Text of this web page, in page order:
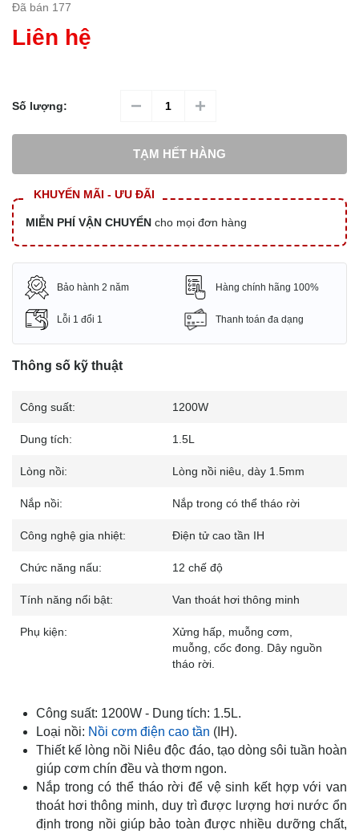
Đã bán 177
Liên hệ
Số lượng:
TẠM HẾT HÀNG
KHUYẾN MÃI - ƯU ĐÃI
MIỄN PHÍ VẬN CHUYỂN cho mọi đơn hàng
Bảo hành 2 năm Hàng chính hãng 100%
Lỗi 1 đổi 1 Thanh toán đa dạng
Thông số kỹ thuật
Công suất: 1200W
Dung tích: 1.5L
Lòng nồi: Lòng nồi niêu, dày 1.5mm
Nắp nồi: Nắp trong có thể tháo rời
Công nghệ gia nhiệt: Điện tử cao tần IH
Chức năng nấu: 12 chế độ
Tính năng nổi bật: Van thoát hơi thông minh
Phụ kiện:
Xửng hấp, muỗng cơm,
muỗng, cốc đong.
Dây nguồn
tháo rời.
Công suất: 1200W - Dung tích: 1.5L.
Loại nồi: Nồi cơm điện cao tần (IH).
Thiết kế lòng nồi Niêu độc đáo, tạo dòng sôi tuần hoàn
giúp cơm chín đều và thơm ngon.
Nắp trong có thể tháo rời để vệ sinh kết hợp với van
thoát hơi thông minh, duy trì được lượng hơi nước ổn
định trong nồi giúp bảo toàn được nhiều dưỡng chất,